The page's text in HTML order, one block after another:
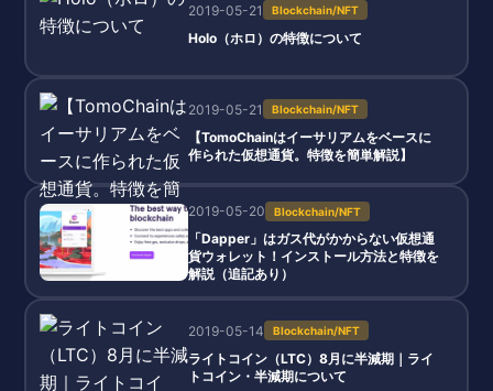
2019-05-21 Blockchain/NFT
Holo（ホロ）の特徴について
2019-05-21 Blockchain/NFT
【TomoChainはイーサリアムをベースに
作られた仮想通貨。特徴を簡単解説】
2019-05-20 Blockchain/NFT
「Dapper」はガス代がかからない仮想通
貨ウォレット！インストール方法と特徴を
解説（追記あり）
2019-05-14 Blockchain/NFT
ライトコイン（LTC）8月に半減期｜ライ
トコイン・半減期について